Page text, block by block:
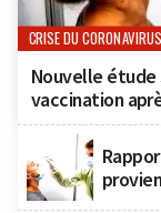
CRISE DU CORONAVIRUS
Nouvelle étude
vaccination